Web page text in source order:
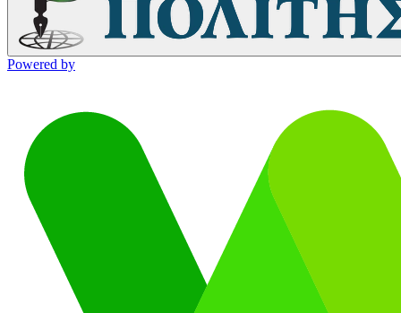
Powered by